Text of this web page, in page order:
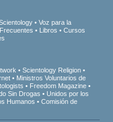
Voz para la
Libros
Cursos
Scientology Religion
Ministros Voluntarios de
Freedom Magazine
Sin Drogas
Unidos por los
Humanos
Comisión de